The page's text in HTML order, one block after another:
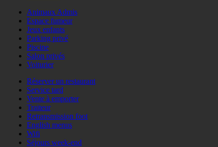
Animaux Admis
Espace fumeur
Jeux enfants
Parking privé
Piscine
Salon privés
Voiturier
Réserver un restaurant
Service tard
Vente à emporter
Traiteur
Retransmission foot
English menus
Wifi
Séjours week-end